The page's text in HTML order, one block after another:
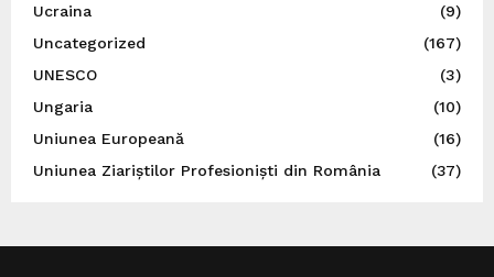
Ucraina
(9)
Uncategorized
(167)
UNESCO
(3)
Ungaria
(10)
Uniunea Europeană
(16)
Uniunea Ziariștilor Profesioniști din România
(37)